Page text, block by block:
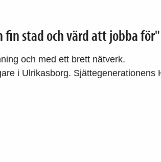
fin stad och värd att jobba för"
och med ett brett nätverk.
i Ulrikasborg. Sjättegenerationens